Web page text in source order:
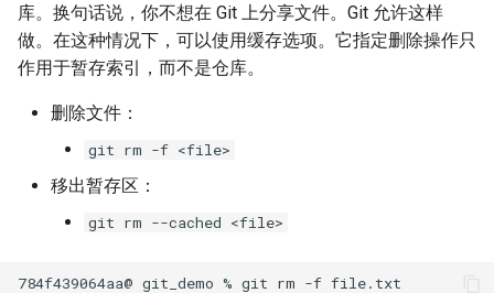
库。换句话说，你不想在 Git 上分享文件。Git 允许这样
做。在这种情况下，可以使用缓存选项。它指定删除操作只
作用于暂存索引，而不是仓库。
删除文件：
git rm -f <file>
移出暂存区：
git rm --cached <file>
784f439064aa@ git_demo % git rm -f file.txt